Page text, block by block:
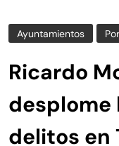
Ayuntamientos
Ricardo
desplome
delitos en